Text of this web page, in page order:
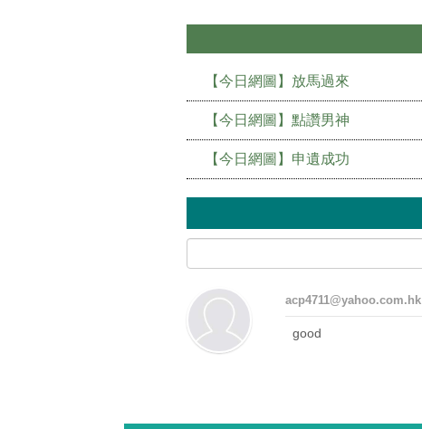
【今日網圖】放馬過來
【今日網圖】點讚男神
【今日網圖】申遺成功
acp4711@yahoo.com.hk
good